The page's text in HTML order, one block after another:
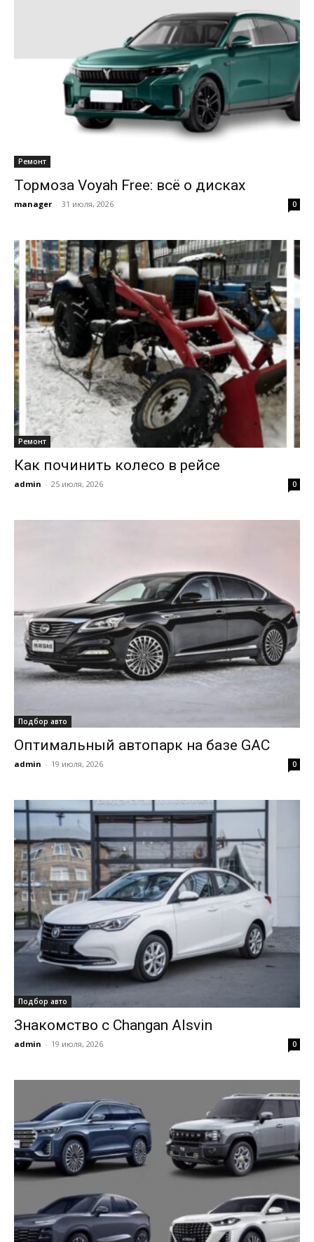
Ремонт
Тормоза Voyah Free: всё о дисках
manager - 31 июля, 2026 0
Ремонт
Как починить колесо в рейсе
admin - 25 июля, 2026 0
Подбор авто
Оптимальный автопарк на базе GAC
admin - 19 июля, 2026 0
Подбор авто
Знакомство с Changan Alsvin
admin - 19 июля, 2026 0